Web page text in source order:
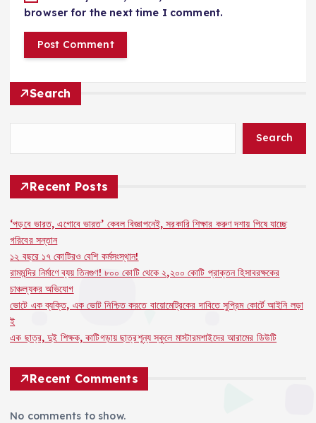
browser for the next time I comment.
Search
Search
Recent Posts
‘পড়বে ভারত, এগোবে ভারত’ কেবল বিজ্ঞাপনেই, সরকারি শিক্ষার করুণ দশায় পিষে যাচ্ছে
গরিবের সন্তান
১২ বছরে ১৭ কোটিরও বেশি কর্মসংস্থান!
রামমন্দির নির্মাণে ব্যয় তিনগুণ! ৮০০ কোটি থেকে ২,২০০ কোটি প্রাক্তন হিসাবরক্ষকের
চাঞ্চল্যকর অভিযোগ
ভোটে এক ব্যক্তি, এক ভোট নিশ্চিত করতে বায়োমেট্রিকের দাবিতে সুপ্রিম কোর্টে আইনি লড়া
ই
এক ছাত্র, দুই শিক্ষক, কাটিগড়ায় ছাত্রশূন্য স্কুলে মাস্টারমশাইদের আরামের ডিউটি
Recent Comments
No comments to show.